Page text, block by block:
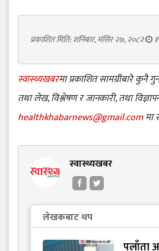
प्रकाशित मिति: शनिबार, मंसिर २७, २०८२
स्वास्थ्यखबरमा प्रकाशित सामग्रीबारे कुनै
तथा लेख, विश्लेषण र जानकारी, तथा
healthkhabarnews@gmail.comमा
स्वास्थ्यखबर
लेखकबाट थप